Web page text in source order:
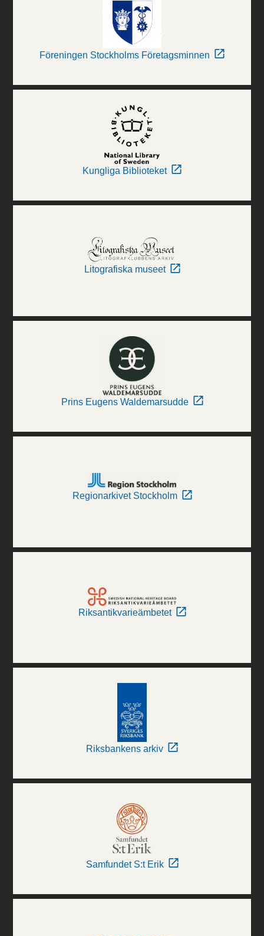
Föreningen Stockholms Företagsminnen
Kungliga Biblioteket
Litografiska museet
Prins Eugens Waldemarsudde
Regionarkivet Stockholm
Riksantikvarieämbetet
Riksbankens arkiv
Samfundet S:t Erik